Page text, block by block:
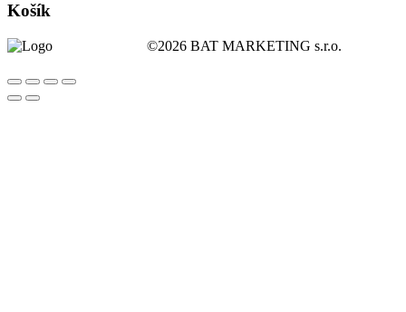
Košík
©2026 BAT MARKETING s.r.o.